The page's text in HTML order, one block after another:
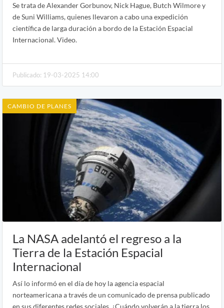
Se trata de Alexander Gorbunov, Nick Hague, Butch Wilmore y
de Suni Williams, quienes llevaron a cabo una expedición
científica de larga duración a bordo de la Estación Espacial
Internacional. Video.
Publicado: 19-03-2025 14:00
CAMBIO DE PLANES
La NASA adelantó el regreso a la
Tierra de la Estación Espacial
Internacional
Así lo informó en el día de hoy la agencia espacial
norteamericana a través de un comunicado de prensa publicado